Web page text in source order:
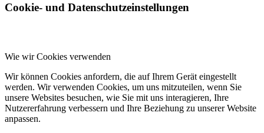
Cookie- und Datenschutzeinstellungen
Wie wir Cookies verwenden
Wir können Cookies anfordern, die auf Ihrem Gerät eingestellt
werden. Wir verwenden Cookies, um uns mitzuteilen, wenn Sie
unsere Websites besuchen, wie Sie mit uns interagieren, Ihre
Nutzererfahrung verbessern und Ihre Beziehung zu unserer Website
anpassen.